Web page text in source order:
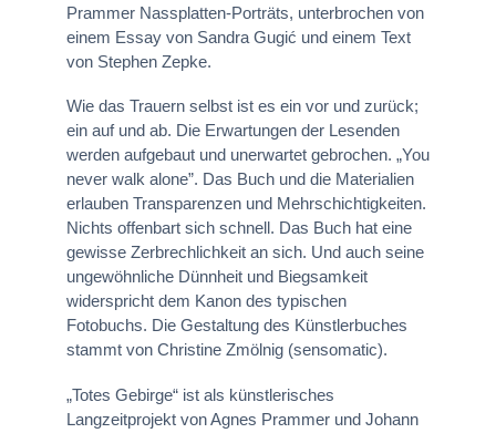
Prammer Nassplatten-Porträts, unterbrochen von
einem Essay von Sandra Gugić und einem Text
von Stephen Zepke.
Wie das Trauern selbst ist es ein vor und zurück;
ein auf und ab. Die Erwartungen der Lesenden
werden aufgebaut und unerwartet gebrochen. „You
never walk alone”. Das Buch und die Materialien
erlauben Transparenzen und Mehrschichtigkeiten.
Nichts offenbart sich schnell. Das Buch hat eine
gewisse Zerbrechlichkeit an sich. Und auch seine
ungewöhnliche Dünnheit und Biegsamkeit
widerspricht dem Kanon des typischen
Fotobuchs. Die Gestaltung des Künstlerbuches
stammt von Christine Zmölnig (sensomatic).
„Totes Gebirge“ ist als künstlerisches
Langzeitprojekt von Agnes Prammer und Johann